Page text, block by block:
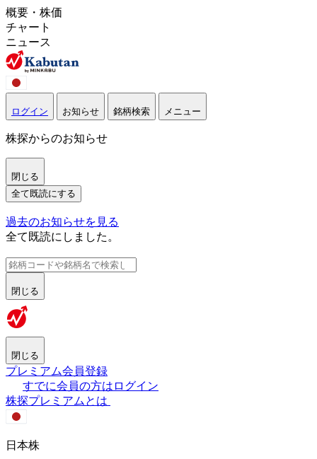
概要・株価
チャート
ニュース
ログイン お知らせ 銘柄検索 メニュー
株探からのお知らせ
閉じる
全て既読にする
過去のお知らせを見る
全て既読にしました。
閉じる
閉じる
プレミアム会員登録
すでに会員の方はログイン
株探プレミアムとは
日本株